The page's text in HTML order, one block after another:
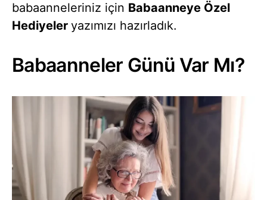
babaanneleriniz için Babaanneye Özel
Hediyeler yazımızı hazırladık.
Babaanneler Günü Var Mı?